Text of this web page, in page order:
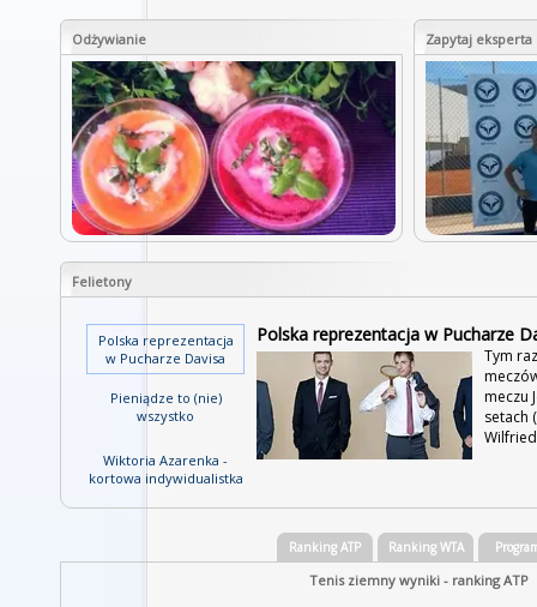
Odżywianie Zapytaj eksperta
Felietony
Polska reprezentacja
w Pucharze Davisa
Pieniądze to (nie)
wszystko
Wiktoria Azarenka -
kortowa indywidualistka
Polska reprezentacja w Pucharze
Tym
meczu
setach
Ranking ATP Ranking WTA
Tenis ziemny wyniki - ranking ATP